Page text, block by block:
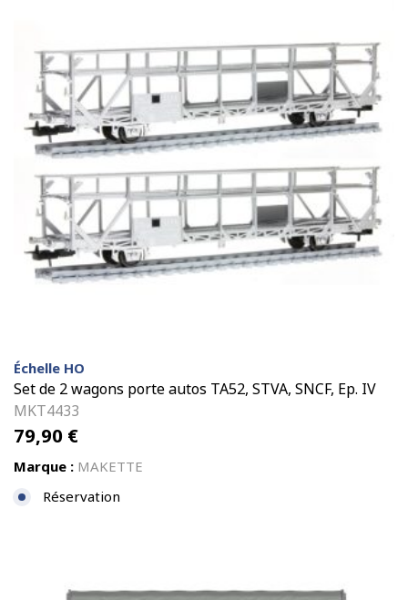
Échelle HO
Set de 2 wagons porte autos TA52, STVA, SNCF, Ep. IV
MKT4433
79,90 €
Marque : MAKETTE
Réservation